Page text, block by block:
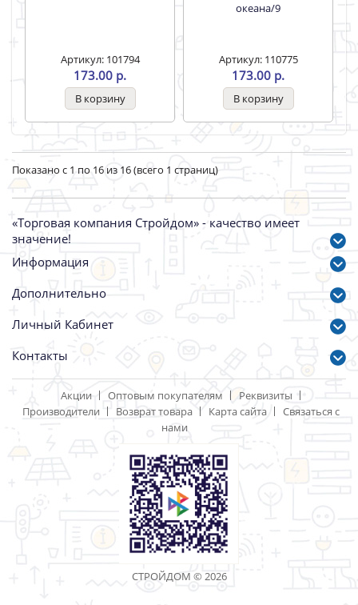
Артикул: 101794
173.00 р.
океана/9
Артикул: 110775
173.00 р.
Показано с 1 по 16 из 16 (всего 1 страниц)
«Торговая компания Стройдом» - качество имеет
значение!
Информация
Дополнительно
Личный Кабинет
Контакты
Акции Оптовым покупателям
Реквизиты
Производители
Возврат товара Карта сайта
Связаться с
нами
СТРОЙДОМ © 2026